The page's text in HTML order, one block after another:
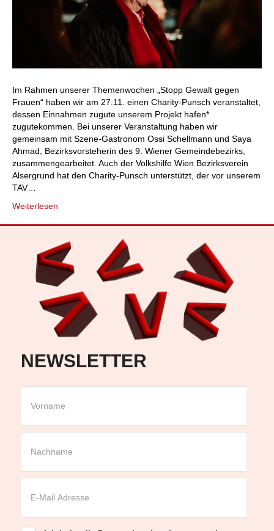
Im Rahmen unserer Themenwochen „Stopp Gewalt gegen
Frauen“ haben wir am 27.11. einen Charity-Punsch veranstaltet,
dessen Einnahmen zugute unserem Projekt hafen*
zugutekommen. Bei unserer Veranstaltung haben wir
gemeinsam mit Szene-Gastronom Ossi Schellmann und Saya
Ahmad, Bezirksvorsteherin des 9. Wiener Gemeindebezirks,
zusammengearbeitet. Auch der Volkshilfe Wien Bezirksverein
Alsergrund hat den Charity-Punsch unterstützt, der vor unserem
TAV…
Weiterlesen
NEWSLETTER